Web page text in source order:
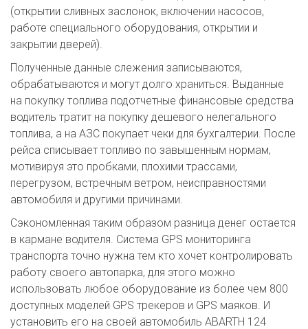
(открытии сливных заслонок, включении насосов,
работе специального оборудования, открытии и
закрытии дверей).
Полученные данные слежения записываются,
обрабатываются и могут долго храниться. Выданные
на покупку топлива подотчетные финансовые средства
водитель тратит на покупку дешевого нелегального
топлива, а на АЗС покупает чеки для бухгалтерии. После
рейса списывает топливо по завышенным нормам,
мотивируя это пробками, плохими трассами,
перегрузом, встречным ветром, неисправностями
автомобиля и другими причинами.
Сэкономленная таким образом разница денег остается
в кармане водителя. Система GPS мониторинга
транспорта точно нужна тем кто хочет контролировать
работу своего автопарка, для этого можно
использовать любое оборудование из более чем 800
доступных моделей GPS трекеров и GPS маяков. И
установить его на своей автомобиль ABARTH 124